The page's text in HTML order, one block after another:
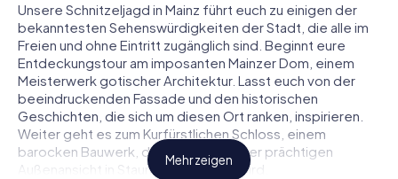
Unsere Schnitzeljagd in Mainz führt euch zu einigen der
bekanntesten Sehenswürdigkeiten der Stadt, die alle im
Freien und ohne Eintritt zugänglich sind. Beginnt eure
Entdeckungstour am imposanten Mainzer Dom, einem
Meisterwerk gotischer Architektur. Lasst euch von der
beeindruckenden Fassade und den historischen
Geschichten, die sich um diesen Ort ranken, inspirieren.
Weiter geht es zum Kurfürstlichen Schloss, einem
barocken Bauwerk, das euch mit seiner prächtigen
Außenansicht in Staunen versetzen wird.
Mehr zeigen